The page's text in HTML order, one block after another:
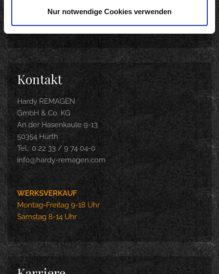
Nur notwendige Cookies verwenden
Kontakt
Hardy REMAGEN
GmbH & Co. KG
An der Hasenkaule 9-13
50354 Hürth
Tel.: 0 22 33 / 9 74 04-0
info@hardy-remagen.com
WERKSVERKAUF
Montag-Freitag 9-18 Uhr
Samstag 8-14 Uhr